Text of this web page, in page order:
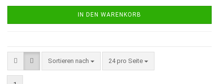
IN DEN WARENKORB
Sortieren nach
Sortieren nach 24 pro Seite
pro Seite